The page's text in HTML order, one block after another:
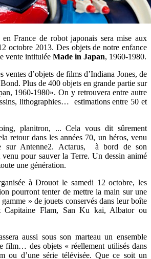
France de robot japonais sera mise aux
octobre 2013. Des objets de notre enfance
vente intitulée Made in Japan, 1960-1980.
ventes d’objets de films d’Indiana Jones, de
Plus de 400 objets en grande partie sur
1960-1980». On y retrouvera entre autre
lithographies… estimations entre 50 et
planitron, ... Cela vous dit sûrement
retour dans les années 70, un héros, venu
sur Antenne2. Actarus, à bord de son
venu pour sauver la Terre. Un dessin animé
une génération.
à Drouot le samedi 12 octobre, les
pourront tenter de mettre la main sur une
» de jouets conservés dans leur boîte
Capitaine Flam, San Ku kai, Albator ou
aussi sous son marteau un ensemble
film… des objets « réellement utilisés dans
ou d’une série télévisée. Que ce soit un